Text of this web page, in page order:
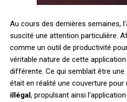
Au cours des dernières semaines,
suscité une attention particulière.
comme un outil de productivité
véritable nature de cette application
différente. Ce qui semblait être
était en réalité une couverture pour
illégal, propulsant ainsi